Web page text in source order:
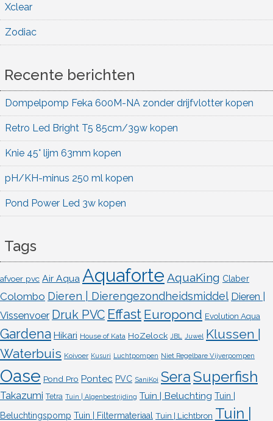
Xclear
Zodiac
Recente berichten
Dompelpomp Feka 600M-NA zonder drijfvlotter kopen
Retro Led Bright T5 85cm/39w kopen
Knie 45° lijm 63mm kopen
pH/KH-minus 250 ml kopen
Pond Power Led 3w kopen
Tags
afvoer pvc Air Aqua Aquaforte AquaKing Claber
Colombo Dieren | Dierengezondheidsmiddel Dieren |
Vissenvoer Druk PVC Effast Europond Evolution Aqua
Gardena Hikari House of Kata HoZelock JBL Juwel Klussen |
Waterbuis Koivoer Kusuri Luchtpompen Niet Regelbare Vijverpompen
Oase Pond Pro Pontec PVC SaniKoi SeraSuperfish
Takazumi Tetra Tuin | Algenbestrijding Tuin | Beluchting Tuin |
Beluchtingspomp Tuin | Filtermateriaal Tuin | Lichtbron Tuin |